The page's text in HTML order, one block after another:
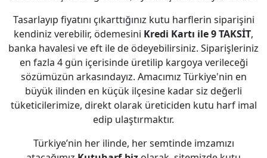
Tasarlayıp fiyatını çıkarttığınız kutu harflerin siparişini
kendiniz verebilir, ödemesini Kredi Kartı ile 9 TAKSİT,
banka havalesi ve eft ile de ödeyebilirsiniz. Siparişleriniz
en fazla 4 gün içerisinde üretilip kargoya verileceği
sözümüzün arkasındayız. Amacımız Türkiye'nin en
büyük ilinden en küçük ilçesine kadar siz değerli
tüketicilerimize, direkt olarak üreticiden kutu harf imal
edip ulaştırmaktır.
Türkiye’nin her ilinde, her semtinde imzamızı